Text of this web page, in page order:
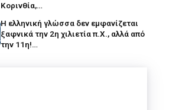
Κορινθία,…
Η ελληνική γλώσσα δεν εμφανίζεται
ξαφνικά την 2η χιλιετία π.Χ., αλλά από
την 11η!…